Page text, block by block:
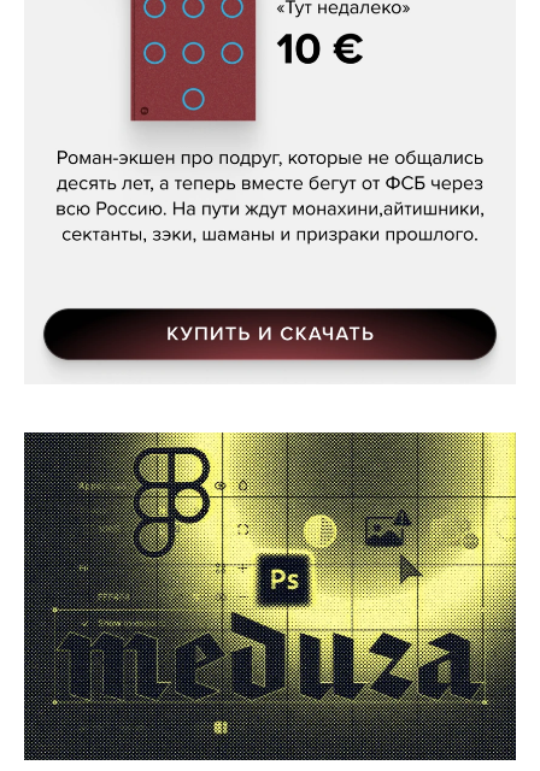
Кира Ярмыш, «Тут недалеко»